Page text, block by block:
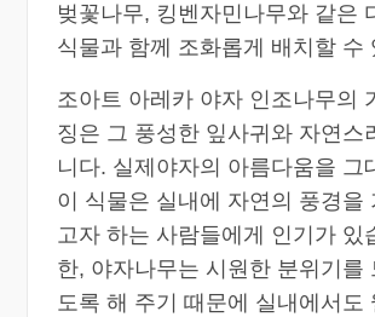
벚꽃나무, 킹벤자민나무와 같은
식물과 함께 조화롭게 배치할 수
조아트 아레카 야자 인조나무의
징은 그 풍성한 잎사귀와 자연스
니다. 실제야자의 아름다움을 그
이 식물은 실내에 자연의 풍경을
고자 하는 사람들에게 인기가 있
한, 야자나무는 시원한 분위기를
도록 해 주기 때문에 실내에서도